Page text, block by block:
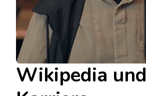
Wikipedia und